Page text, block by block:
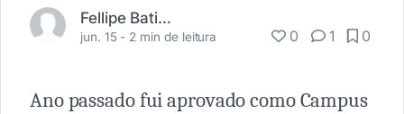
Fellipe Batista
jun. 15 - 2 min de leitura 0 1 0
Ano passado fui aprovado como Campus